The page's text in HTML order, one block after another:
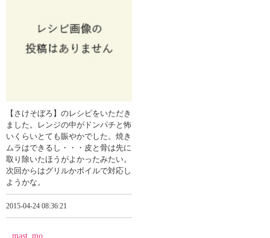
【さけそぼろ】のレシピをいただき
ました。レンジの中がドンパチと怖
いくらいとても賑やかでした。焼き
ムラはできるし・・・皮と骨は先に
取り除いたほうがよかったみたい。
次回からはグリルかボイルで対応し
ようかな。
2015-04-24 08:36:21
mast_mo